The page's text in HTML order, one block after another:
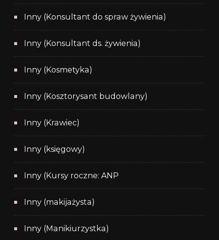
Inny (Konsultant do spraw żywienia)
Inny (Konsultant ds. żywienia)
Inny (Kosmetyka)
Inny (Kosztorysant budowlany)
Inny (Krawiec)
Inny (księgowy)
Inny (Kursy roczne: ANP
Inny (makijażysta)
Inny (Manikiurzystka)